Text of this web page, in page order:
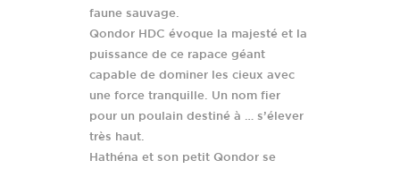
faune sauvage.
Qondor HDC évoque la majesté et la
puissance de ce rapace géant
capable de dominer les cieux avec
une force tranquille. Un nom fier
pour un poulain destiné à … s’élever
très haut.
Hathéna et son petit Qondor se